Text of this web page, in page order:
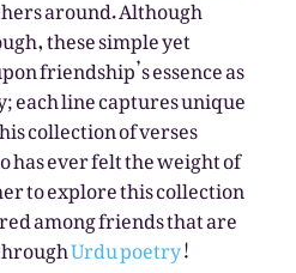
these simple yet
friendship’s essence as
each line captures unique
collection of verses
ever felt the weight of
to explore this collection
among friends that are
Urdu poetry!